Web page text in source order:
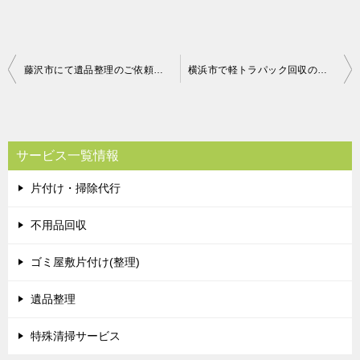
投
ビ
ゲ
ー
シ
藤沢市にて遺品整理のご依頼 お客様の声 横浜市で軽トラパック回収のお客さまの声
サービス一覧情報
片付け・掃除代行
不用品回収
ゴミ屋敷片付け(整理)
遺品整理
特殊清掃サービス